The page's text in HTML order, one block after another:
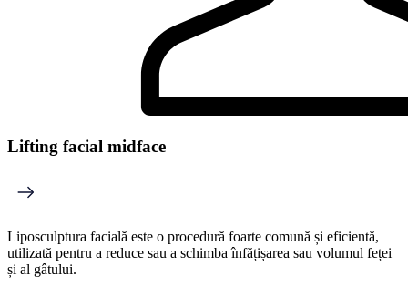
Lifting facial midface
Liposculptura facială este o procedură foarte comună și eficientă,
utilizată pentru a reduce sau a schimba înfățișarea sau volumul feței
și al gâtului.